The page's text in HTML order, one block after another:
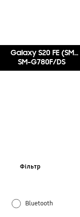
Galaxy S20 FE (SM-G780F)
SM-G780F/DS
Фільтр
Bluetooth